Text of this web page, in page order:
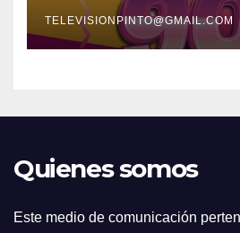
TELEVISIONPINTO@GMAIL.COM
Quienes somos
Este medio de comunicación